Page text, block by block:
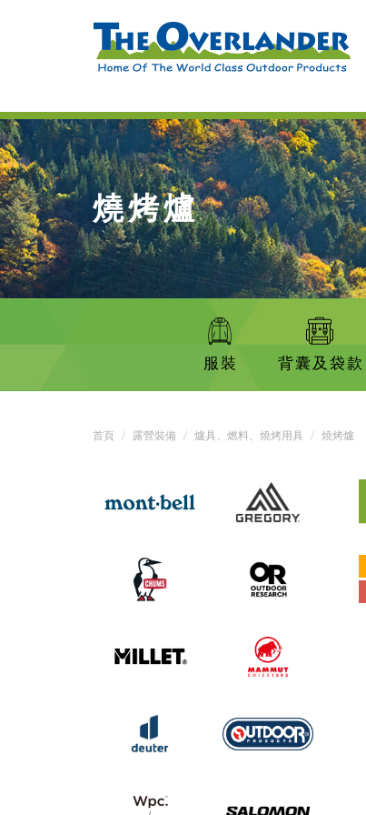
燒烤爐
服裝 背囊及袋款
首頁 露營裝備 爐具、燃料、燒烤用具 燒烤爐